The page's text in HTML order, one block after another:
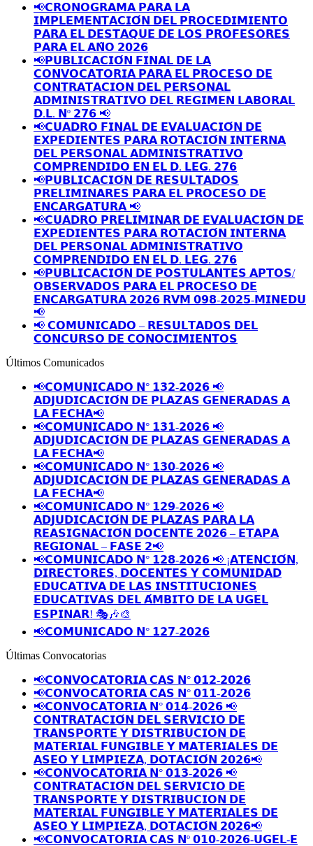
📢𝗖𝗥𝗢𝗡𝗢𝗚𝗥𝗔𝗠𝗔 𝗣𝗔𝗥𝗔 𝗟𝗔
𝗜𝗠𝗣𝗟𝗘𝗠𝗘𝗡𝗧𝗔𝗖𝗜𝗢́𝗡 𝗗𝗘𝗟 𝗣𝗥𝗢𝗖𝗘𝗗𝗜𝗠𝗜𝗘𝗡𝗧𝗢
𝗣𝗔𝗥𝗔 𝗘𝗟 𝗗𝗘𝗦𝗧𝗔𝗤𝗨𝗘 𝗗𝗘 𝗟𝗢𝗦 𝗣𝗥𝗢𝗙𝗘𝗦𝗢𝗥𝗘𝗦
𝗣𝗔𝗥𝗔 𝗘𝗟 𝗔𝗡̃𝗢 𝟮𝟬𝟮𝟲
📢𝗣𝗨𝗕𝗟𝗜𝗖𝗔𝗖𝗜𝗢́𝗡 𝗙𝗜𝗡𝗔𝗟 𝗗𝗘 𝗟𝗔
𝗖𝗢𝗡𝗩𝗢𝗖𝗔𝗧𝗢𝗥𝗜𝗔 𝗣𝗔𝗥𝗔 𝗘𝗟 𝗣𝗥𝗢𝗖𝗘𝗦𝗢 𝗗𝗘
𝗖𝗢𝗡𝗧𝗥𝗔𝗧𝗔𝗖𝗜𝗢𝗡 𝗗𝗘𝗟 𝗣𝗘𝗥𝗦𝗢𝗡𝗔𝗟
𝗔𝗗𝗠𝗜𝗡𝗜𝗦𝗧𝗥𝗔𝗧𝗜𝗩𝗢 𝗗𝗘𝗟 𝗥𝗘𝗚𝗜𝗠𝗘𝗡 𝗟𝗔𝗕𝗢𝗥𝗔𝗟
𝗗.𝗟. 𝗡º 𝟮𝟳𝟲 📢
📢𝗖𝗨𝗔𝗗𝗥𝗢 𝗙𝗜𝗡𝗔𝗟 𝗗𝗘 𝗘𝗩𝗔𝗟𝗨𝗔𝗖𝗜𝗢́𝗡 𝗗𝗘
𝗘𝗫𝗣𝗘𝗗𝗜𝗘𝗡𝗧𝗘𝗦 𝗣𝗔𝗥𝗔 𝗥𝗢𝗧𝗔𝗖𝗜𝗢́𝗡 𝗜𝗡𝗧𝗘𝗥𝗡𝗔
𝗗𝗘𝗟 𝗣𝗘𝗥𝗦𝗢𝗡𝗔𝗟 𝗔𝗗𝗠𝗜𝗡𝗜𝗦𝗧𝗥𝗔𝗧𝗜𝗩𝗢
𝗖𝗢𝗠𝗣𝗥𝗘𝗡𝗗𝗜𝗗𝗢 𝗘𝗡 𝗘𝗟 𝗗. 𝗟𝗘𝗚. 𝟮𝟳𝟲
📢𝗣𝗨𝗕𝗟𝗜𝗖𝗔𝗖𝗜𝗢́𝗡 𝗗𝗘 𝗥𝗘𝗦𝗨𝗟𝗧𝗔𝗗𝗢𝗦
𝗣𝗥𝗘𝗟𝗜𝗠𝗜𝗡𝗔𝗥𝗘𝗦 𝗣𝗔𝗥𝗔 𝗘𝗟 𝗣𝗥𝗢𝗖𝗘𝗦𝗢 𝗗𝗘
𝗘𝗡𝗖𝗔𝗥𝗚𝗔𝗧𝗨𝗥𝗔 📢
📢𝗖𝗨𝗔𝗗𝗥𝗢 𝗣𝗥𝗘𝗟𝗜𝗠𝗜𝗡𝗔𝗥 𝗗𝗘 𝗘𝗩𝗔𝗟𝗨𝗔𝗖𝗜𝗢́𝗡 𝗗𝗘
𝗘𝗫𝗣𝗘𝗗𝗜𝗘𝗡𝗧𝗘𝗦 𝗣𝗔𝗥𝗔 𝗥𝗢𝗧𝗔𝗖𝗜𝗢́𝗡 𝗜𝗡𝗧𝗘𝗥𝗡𝗔
𝗗𝗘𝗟 𝗣𝗘𝗥𝗦𝗢𝗡𝗔𝗟 𝗔𝗗𝗠𝗜𝗡𝗜𝗦𝗧𝗥𝗔𝗧𝗜𝗩𝗢
𝗖𝗢𝗠𝗣𝗥𝗘𝗡𝗗𝗜𝗗𝗢 𝗘𝗡 𝗘𝗟 𝗗. 𝗟𝗘𝗚. 𝟮𝟳𝟲
📢𝗣𝗨𝗕𝗟𝗜𝗖𝗔𝗖𝗜𝗢́𝗡 𝗗𝗘 𝗣𝗢𝗦𝗧𝗨𝗟𝗔𝗡𝗧𝗘𝗦 𝗔𝗣𝗧𝗢𝗦/
𝗢𝗕𝗦𝗘𝗥𝗩𝗔𝗗𝗢𝗦 𝗣𝗔𝗥𝗔 𝗘𝗟 𝗣𝗥𝗢𝗖𝗘𝗦𝗢 𝗗𝗘
𝗘𝗡𝗖𝗔𝗥𝗚𝗔𝗧𝗨𝗥𝗔 𝟮𝟬𝟮𝟲 𝗥𝗩𝗠 𝟬𝟵𝟴-𝟮𝟬𝟮𝟱-𝗠𝗜𝗡𝗘𝗗𝗨
📢
📢 𝗖𝗢𝗠𝗨𝗡𝗜𝗖𝗔𝗗𝗢 – 𝗥𝗘𝗦𝗨𝗟𝗧𝗔𝗗𝗢𝗦 𝗗𝗘𝗟
𝗖𝗢𝗡𝗖𝗨𝗥𝗦𝗢 𝗗𝗘 𝗖𝗢𝗡𝗢𝗖𝗜𝗠𝗜𝗘𝗡𝗧𝗢𝗦
Últimos Comunicados
📢𝗖𝗢𝗠𝗨𝗡𝗜𝗖𝗔𝗗𝗢 𝗡° 𝟭𝟯𝟮-𝟮𝟬𝟮𝟲 📢
𝗔𝗗𝗝𝗨𝗗𝗜𝗖𝗔𝗖𝗜𝗢́𝗡 𝗗𝗘 𝗣𝗟𝗔𝗭𝗔𝗦 𝗚𝗘𝗡𝗘𝗥𝗔𝗗𝗔𝗦 𝗔
𝗟𝗔 𝗙𝗘𝗖𝗛𝗔📢
📢𝗖𝗢𝗠𝗨𝗡𝗜𝗖𝗔𝗗𝗢 𝗡° 𝟭𝟯𝟭-𝟮𝟬𝟮𝟲 📢
𝗔𝗗𝗝𝗨𝗗𝗜𝗖𝗔𝗖𝗜𝗢́𝗡 𝗗𝗘 𝗣𝗟𝗔𝗭𝗔𝗦 𝗚𝗘𝗡𝗘𝗥𝗔𝗗𝗔𝗦 𝗔
𝗟𝗔 𝗙𝗘𝗖𝗛𝗔📢
📢𝗖𝗢𝗠𝗨𝗡𝗜𝗖𝗔𝗗𝗢 𝗡° 𝟭𝟯𝟬-𝟮𝟬𝟮𝟲 📢
𝗔𝗗𝗝𝗨𝗗𝗜𝗖𝗔𝗖𝗜𝗢́𝗡 𝗗𝗘 𝗣𝗟𝗔𝗭𝗔𝗦 𝗚𝗘𝗡𝗘𝗥𝗔𝗗𝗔𝗦 𝗔
𝗟𝗔 𝗙𝗘𝗖𝗛𝗔📢
📢𝗖𝗢𝗠𝗨𝗡𝗜𝗖𝗔𝗗𝗢 𝗡° 𝟭𝟮𝟵-𝟮𝟬𝟮𝟲 📢
𝗔𝗗𝗝𝗨𝗗𝗜𝗖𝗔𝗖𝗜𝗢́𝗡 𝗗𝗘 𝗣𝗟𝗔𝗭𝗔𝗦 𝗣𝗔𝗥𝗔 𝗟𝗔
𝗥𝗘𝗔𝗦𝗜𝗚𝗡𝗔𝗖𝗜𝗢́𝗡 𝗗𝗢𝗖𝗘𝗡𝗧𝗘 𝟮𝟬𝟮𝟲 – 𝗘𝗧𝗔𝗣𝗔
𝗥𝗘𝗚𝗜𝗢𝗡𝗔𝗟 – 𝗙𝗔𝗦𝗘 𝟮📢
📢𝗖𝗢𝗠𝗨𝗡𝗜𝗖𝗔𝗗𝗢 𝗡° 𝟭𝟮𝟴-𝟮𝟬𝟮𝟲 📢 ¡𝗔𝗧𝗘𝗡𝗖𝗜𝗢́𝗡,
𝗗𝗜𝗥𝗘𝗖𝗧𝗢𝗥𝗘𝗦, 𝗗𝗢𝗖𝗘𝗡𝗧𝗘𝗦 𝗬 𝗖𝗢𝗠𝗨𝗡𝗜𝗗𝗔𝗗
𝗘𝗗𝗨𝗖𝗔𝗧𝗜𝗩𝗔 𝗗𝗘 𝗟𝗔𝗦 𝗜𝗡𝗦𝗧𝗜𝗧𝗨𝗖𝗜𝗢𝗡𝗘𝗦
𝗘𝗗𝗨𝗖𝗔𝗧𝗜𝗩𝗔𝗦 𝗗𝗘𝗟 𝗔́𝗠𝗕𝗜𝗧𝗢 𝗗𝗘 𝗟𝗔 𝗨𝗚𝗘𝗟
𝗘𝗦𝗣𝗜𝗡𝗔𝗥! 🎭🎶🎨
📢𝗖𝗢𝗠𝗨𝗡𝗜𝗖𝗔𝗗𝗢 𝗡° 𝟭𝟮𝟳-𝟮𝟬𝟮𝟲
Últimas Convocatorias
📢𝗖𝗢𝗡𝗩𝗢𝗖𝗔𝗧𝗢𝗥𝗜𝗔 𝗖𝗔𝗦 𝗡° 𝟬𝟭𝟮-𝟮𝟬𝟮𝟲
📢𝗖𝗢𝗡𝗩𝗢𝗖𝗔𝗧𝗢𝗥𝗜𝗔 𝗖𝗔𝗦 𝗡° 𝟬𝟭𝟭-𝟮𝟬𝟮𝟲
📢𝗖𝗢𝗡𝗩𝗢𝗖𝗔𝗧𝗢𝗥𝗜𝗔 𝗡° 𝟬𝟭𝟰-𝟮𝟬𝟮𝟲 📢
𝗖𝗢𝗡𝗧𝗥𝗔𝗧𝗔𝗖𝗜𝗢́𝗡 𝗗𝗘𝗟 𝗦𝗘𝗥𝗩𝗜𝗖𝗜𝗢 𝗗𝗘
𝗧𝗥𝗔𝗡𝗦𝗣𝗢𝗥𝗧𝗘 𝗬 𝗗𝗜𝗦𝗧𝗥𝗜𝗕𝗨𝗖𝗜𝗢𝗡 𝗗𝗘
𝗠𝗔𝗧𝗘𝗥𝗜𝗔𝗟 𝗙𝗨𝗡𝗚𝗜𝗕𝗟𝗘 𝗬 𝗠𝗔𝗧𝗘𝗥𝗜𝗔𝗟𝗘𝗦 𝗗𝗘
𝗔𝗦𝗘𝗢 𝗬 𝗟𝗜𝗠𝗣𝗜𝗘𝗭𝗔, 𝗗𝗢𝗧𝗔𝗖𝗜𝗢́𝗡 𝟮𝟬𝟮𝟲📢
📢𝗖𝗢𝗡𝗩𝗢𝗖𝗔𝗧𝗢𝗥𝗜𝗔 𝗡° 𝟬𝟭𝟯-𝟮𝟬𝟮𝟲 📢
𝗖𝗢𝗡𝗧𝗥𝗔𝗧𝗔𝗖𝗜𝗢́𝗡 𝗗𝗘𝗟 𝗦𝗘𝗥𝗩𝗜𝗖𝗜𝗢 𝗗𝗘
𝗧𝗥𝗔𝗡𝗦𝗣𝗢𝗥𝗧𝗘 𝗬 𝗗𝗜𝗦𝗧𝗥𝗜𝗕𝗨𝗖𝗜𝗢𝗡 𝗗𝗘
𝗠𝗔𝗧𝗘𝗥𝗜𝗔𝗟 𝗙𝗨𝗡𝗚𝗜𝗕𝗟𝗘 𝗬 𝗠𝗔𝗧𝗘𝗥𝗜𝗔𝗟𝗘𝗦 𝗗𝗘
𝗔𝗦𝗘𝗢 𝗬 𝗟𝗜𝗠𝗣𝗜𝗘𝗭𝗔, 𝗗𝗢𝗧𝗔𝗖𝗜𝗢́𝗡 𝟮𝟬𝟮𝟲📢
📢𝗖𝗢𝗡𝗩𝗢𝗖𝗔𝗧𝗢𝗥𝗜𝗔 𝗖𝗔𝗦 𝗡º 𝟬𝟭𝟬-𝟮𝟬𝟮𝟲-𝗨𝗚𝗘𝗟-𝗘